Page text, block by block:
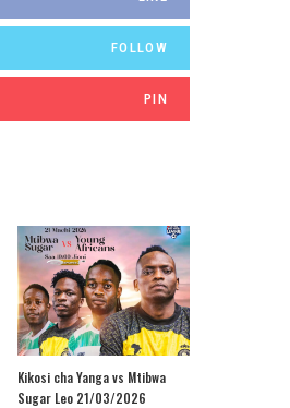
FOLLOW
PIN
Kikosi cha Yanga vs Mtibwa
Sugar Leo 21/03/2026